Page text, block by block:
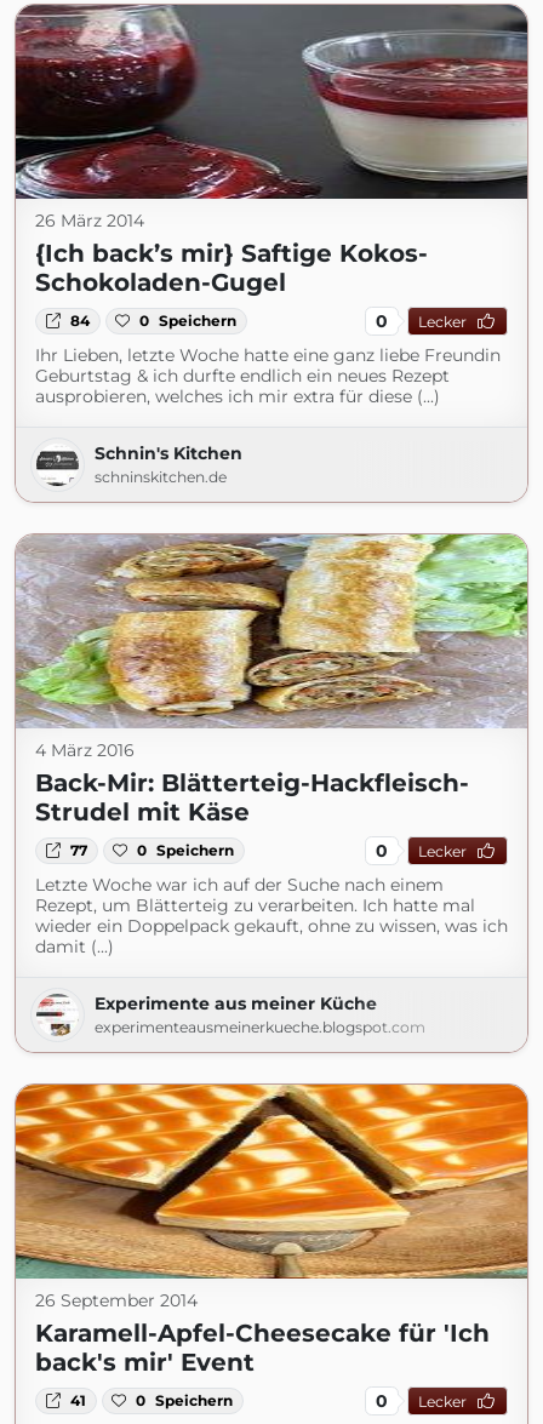
26 März 2014
{Ich back’s mir} Saftige Kokos-
Schokoladen-Gugel
84 0 Speichern 0 Lecker
Ihr Lieben, letzte Woche hatte eine ganz liebe Freundin
Geburtstag & ich durfte endlich ein neues Rezept
ausprobieren, welches ich mir extra für diese (...)
Schnin's Kitchen
schninskitchen.de
4 März 2016
Back-Mir: Blätterteig-Hackfleisch-
Strudel mit Käse
77 0 Speichern 0 Lecker
Letzte Woche war ich auf der Suche nach einem
Rezept, um Blätterteig zu verarbeiten. Ich hatte mal
wieder ein Doppelpack gekauft, ohne zu wissen, was ich
damit (...)
Experimente aus meiner Küche
experimenteausmeinerkueche.blogspot.com
26 September 2014
Karamell-Apfel-Cheesecake für 'Ich
back's mir' Event
41 0 Speichern 0 Lecker